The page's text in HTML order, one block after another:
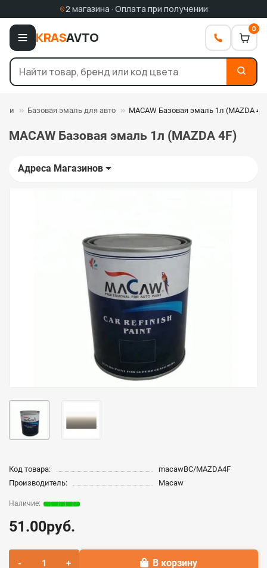
2 магазина · Оплата при получении
KRASAVTO
0
Базовая эмаль для авто MACAW Базовая эмаль 1л (MAZDA 4F)
MACAW Базовая эмаль 1л (MAZDA 4F)
Адреса Магазинов
Код товара:
macawBC/MAZDA4F
Производитель:
Macaw
51.00руб.
В корзину